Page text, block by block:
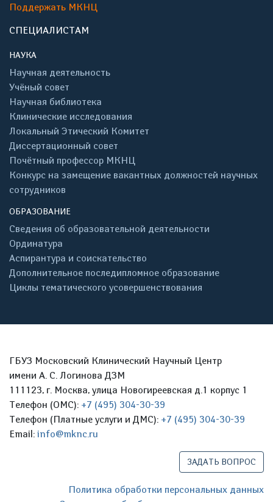
Поддержать МКНЦ
СПЕЦИАЛИСТАМ
НАУКА
Научная деятельность
Учёный совет
Научная библиотека
Клинические исследования
Локальный Этический Комитет
Диссертационный совет
Почётный профессор МКНЦ
Конкурс на замещение вакантных должностей научных
сотрудников
ОБРАЗОВАНИЕ
Сведения об образовательной деятельности
Ординатура
Аспирантура и соискательство
Дополнительное последипломное образование
Циклы тематического усовершенствования
ГБУЗ Московский Клинический Научный Центр
имени А. С. Логинова ДЗМ
111123, г. Москва, улица Новогиреевская д.1 корпус 1
Телефон (ОМС): +7 (495) 304-30-39
Телефон (Платные услуги и ДМС): +7 (495) 304-30-39
Email: info@mknc.ru
ЗАДАТЬ ВОПРОС
Политика обработки персональных данных